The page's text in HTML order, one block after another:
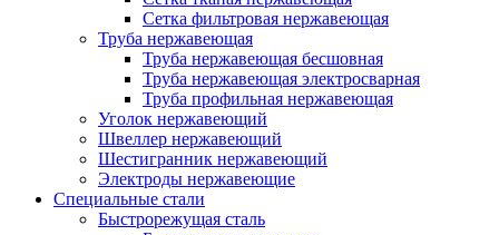
Сетка фильтровая нержавеющая
Труба нержавеющая
Труба нержавеющая бесшовная
Труба нержавеющая электросварная
Труба профильная нержавеющая
Уголок нержавеющий
Швеллер нержавеющий
Шестигранник нержавеющий
Электроды нержавеющие
Специальные стали
Быстрорежущая сталь